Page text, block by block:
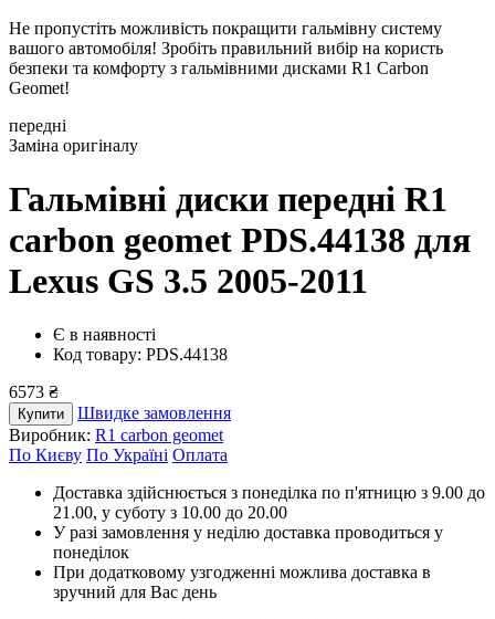
Не пропустіть можливість покращити гальмівну систему
вашого автомобіля! Зробіть правильний вибір на користь
безпеки та комфорту з гальмівними дисками R1 Carbon
Geomet!
передні
Заміна оригіналу
Гальмівні диски передні R1
carbon geomet PDS.44138 для
Lexus GS 3.5 2005-2011
Є в наявності
Код товару: PDS.44138
6573 ₴
Купити
Швидке замовлення
Виробник: R1 carbon geomet
По Києву По Україні Оплата
Доставка здійснюється з понеділка по п'ятницю з 9.00 до
21.00, у суботу з 10.00 до 20.00
У разі замовлення у неділю доставка проводиться у
понеділок
При додатковому узгодженні можлива доставка в
зручний для Вас день